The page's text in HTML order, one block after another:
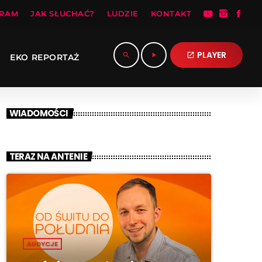
JAK SŁUCHAĆ? LUDZIE KONTAKT
EKO REPORTAŻ search play_arrow open_in_new PLAYER
WIADOMOŚCI
TERAZ NA ANTENIE
AUDYCJE